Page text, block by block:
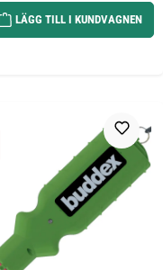
LÄGG TILL I KUNDVAGNEN